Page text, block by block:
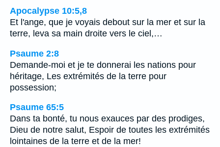
Apocalypse 10:5,8
Et l'ange, que je voyais debout sur la mer et sur la
terre, leva sa main droite vers le ciel,…
Psaume 2:8
Demande-moi et je te donnerai les nations pour
héritage, Les extrémités de la terre pour
possession;
Psaume 65:5
Dans ta bonté, tu nous exauces par des prodiges,
Dieu de notre salut, Espoir de toutes les extrémités
lointaines de la terre et de la mer!